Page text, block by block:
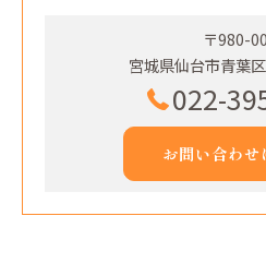
〒980-
宮城県仙台市青葉
022-
お問い合わせ